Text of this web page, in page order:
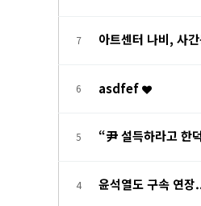
7 아트센터 나비, 사
6 asdfef
5 “尹 설득하라고 한
4 윤석열도 구속 연